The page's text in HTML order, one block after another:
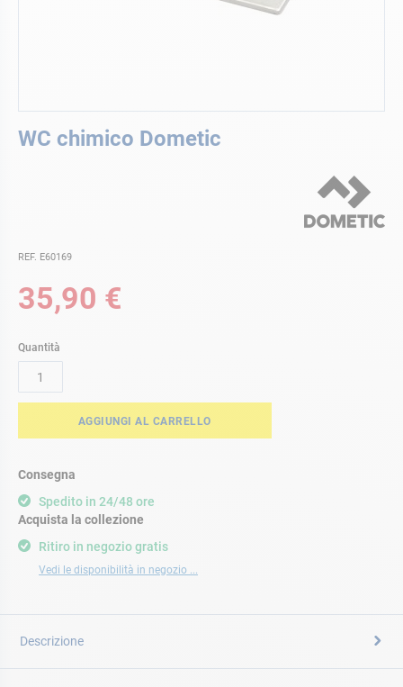
WC chimico Dometic
REF. E60169
35,90 €
Quantità
AGGIUNGI AL CARRELLO
Consegna
Spedito in 24/48 ore
Ritiro in negozio gratis
Vedi le disponibilità in negozio ...
Acquista la collezione
all'inizio
Descrizione